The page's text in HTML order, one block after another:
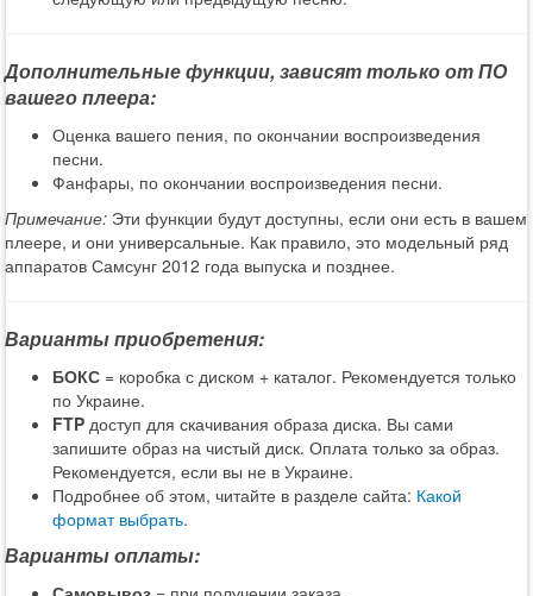
Дополнительные функции, зависят только от ПО
вашего плеера:
Оценка вашего пения, по окончании воспроизведения
песни.
Фанфары, по окончании воспроизведения песни.
Примечание: Эти функции будут доступны, если они есть в вашем
плеере, и они универсальные. Как правило, это модельный ряд
аппаратов Самсунг 2012 года выпуска и позднее.
Варианты приобретения:
БОКС = коробка с диском + каталог. Рекомендуется только
по Украине.
FTP доступ для скачивания образа диска. Вы сами
запишите образ на чистый диск. Оплата только за образ.
Рекомендуется, если вы не в Украине.
Подробнее об этом, читайте в разделе сайта: Какой
формат выбрать.
Варианты оплаты: